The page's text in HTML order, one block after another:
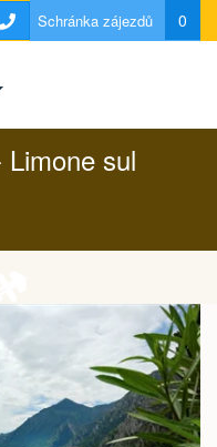
Schránka zájezdů 0
sul